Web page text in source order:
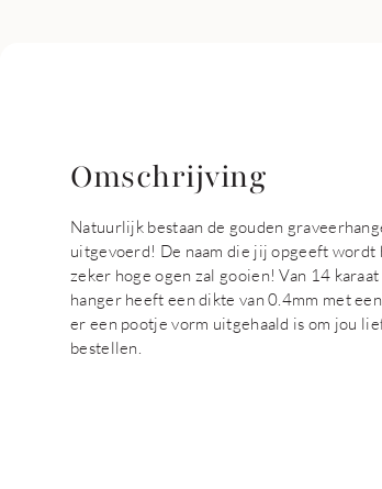
Omschrijving
Natuurlijk bestaan de gouden
uitgevoerd! De naam die jij opgeeft wordt
zeker hoge ogen zal gooien! Van 14
hanger heeft een dikte van 0.4mm met
er een pootje vorm uitgehaald is om jou
bestellen.